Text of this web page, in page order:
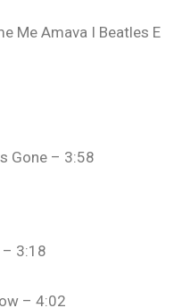
Me Amava I Beatles E
Gone – 3:58
– 3:18
– 4:02